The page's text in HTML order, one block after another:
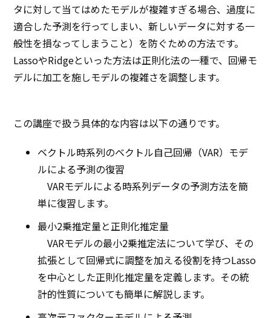
タに対して当てはめたモデルが複雑すぎる場合、過度に
適合した予測を行ってしまい、新しいデータに対する一
般性を損なってしまうこと）を防ぐための方法です。
LassoやRidgeといった方法は正則化法の一種で、回帰モ
デルに加工を施しモデルの複雑さを調整します。
この講座で扱う具体的な内容は以下の通りです。
ベクトル時系列のベクトル自己回帰（VAR）モデ
ルによる予測の復習
VARモデルによる時系列データの予測方法を簡
単に復習します。
最小2乗推定量と正則化推定量
VARモデルの最小2乗推定法について学び、その
拡張として回帰式に調整を加える役割を持つLasso
を中心とした正則化推定量を定義します。その統
計的性質についても簡単に解説します。